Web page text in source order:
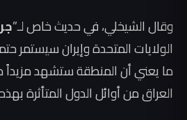
وقال الشيخلي، في حديث خاص لـ”
الولايات المتحدة وإيران سيستمر
ما يعني أن المنطقة ستشهد مزيداً
العراق من أوائل الدول المتأثرة